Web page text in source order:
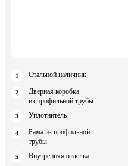
Стальной наличник
Дверная коробка
из профильной трубы
Уплотнитель
Рама из профильной
трубы
Внутренняя отделка